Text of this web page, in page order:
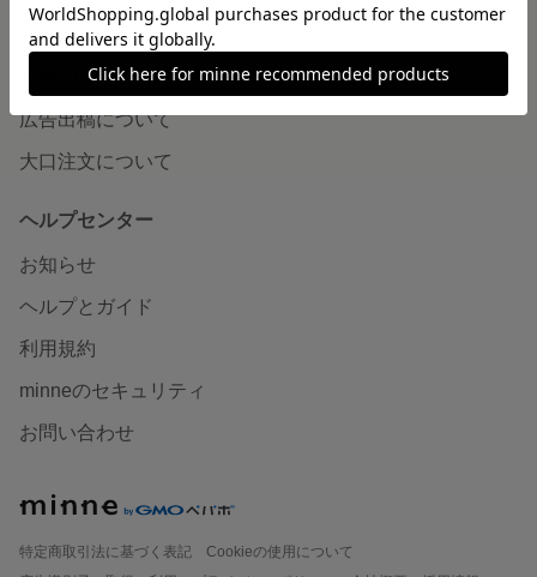
minneの本
企業の方へ
広告出稿について
大口注文について
ヘルプセンター
お知らせ
ヘルプとガイド
利用規約
minneのセキュリティ
お問い合わせ
特定商取引法に基づく表記
Cookieの使用について